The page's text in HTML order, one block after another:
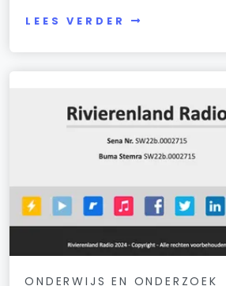
LEES VERDER
ONDERWIJS EN ONDERZOEK